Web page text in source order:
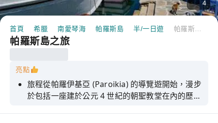
4
首頁 希臘 南愛琴海 帕羅斯島 半/一日遊
帕羅斯島之旅
亮點
旅程從帕羅伊基亞 (Paroikia) 的導覽遊開始，漫步
於包括一座建於公元 4 世紀的朝聖教堂在內的歷史